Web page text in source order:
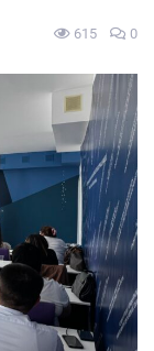
615 0